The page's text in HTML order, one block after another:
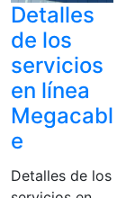
Detalles
de los
servicios
en línea
Megacabl
e
Detalles de los